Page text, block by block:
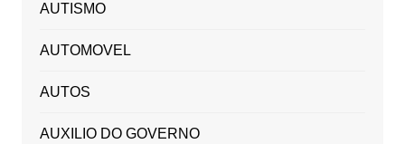
AUTISMO
AUTOMOVEL
AUTOS
AUXILIO DO GOVERNO